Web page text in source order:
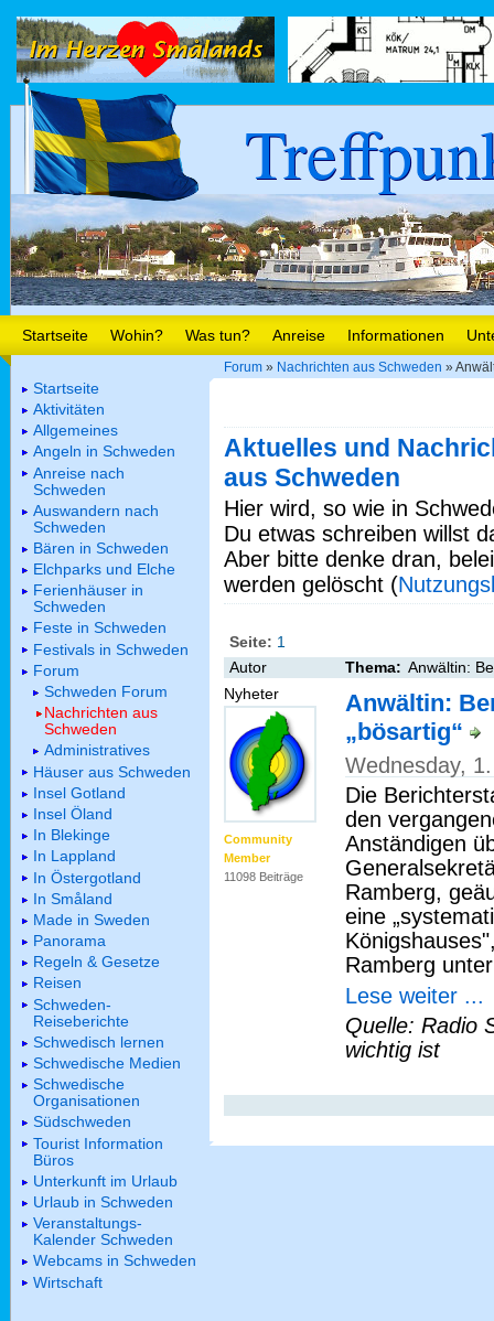
Startseite Wohin? Was tun? Anreise Informationen
Forum » Nachrichten aus Schweden »
Aktuelles und
aus Schweden
Hier wird, so wie in
Du etwas schreiben willst
Aber bitte denke dran,
werden gelöscht (
Seite: 1
Autor
Thema: Anwältin:
Nyheter
Community
Member
11098 Beiträge
Anwältin:
„bösartig“
Wednesday,
Die
den
Anständigen
Ramberg,
eine
Ramberg
Lese weiter ...
Quelle: Radio
wichtig ist
Startseite
Aktivitäten
Allgemeines
Angeln in Schweden
Anreise nach
Schweden
Auswandern nach
Schweden
Bären in Schweden
Elchparks und Elche
Ferienhäuser in
Schweden
Feste in Schweden
Festivals in Schweden
Forum
Schweden Forum
Nachrichten aus
Schweden
Administratives
Häuser aus Schweden
Insel Gotland
Insel Öland
In Blekinge
In Lappland
In Östergotland
In Småland
Made in Sweden
Panorama
Regeln & Gesetze
Reisen
Schweden-
Reiseberichte
Schwedisch lernen
Schwedische Medien
Schwedische
Organisationen
Südschweden
Tourist Information
Büros
Unterkunft im Urlaub
Urlaub in Schweden
Veranstaltungs-
Kalender Schweden
Webcams in Schweden
Wirtschaft